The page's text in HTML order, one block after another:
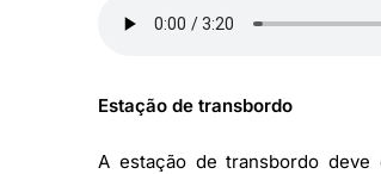
Estação de transbordo
A estação de transbordo